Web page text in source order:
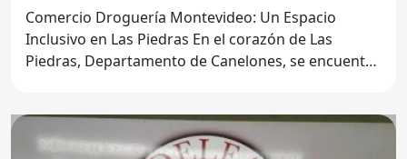
Comercio Droguería Montevideo: Un Espacio
Inclusivo en Las Piedras En el corazón de Las
Piedras, Departamento de Canelones, se encuentra